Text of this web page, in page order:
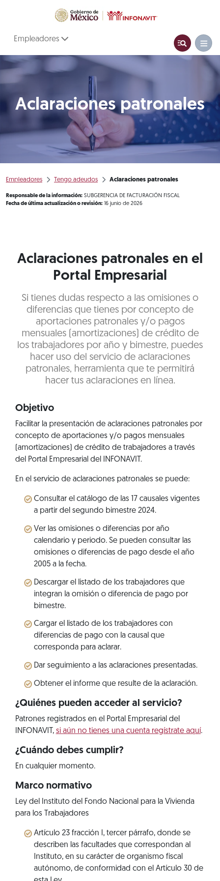
Empleadores
Aclaraciones patronales
Empleadores Tengo adeudos Aclaraciones patronales
Responsable de la información: SUBGERENCIA DE FACTURACIÓN FISCAL
Fecha de última actualización o revisión: 16 junio de 2026
Aclaraciones patronales en el
Portal Empresarial
Si tienes dudas respecto a las omisiones o
diferencias que tienes por concepto de
aportaciones patronales y/o pagos
mensuales (amortizaciones) de crédito de
los trabajadores por año y bimestre, puedes
hacer uso del servicio de aclaraciones
patronales, herramienta que te permitirá
hacer tus aclaraciones en línea.
Objetivo
Facilitar la presentación de aclaraciones patronales por
concepto de aportaciones y/o pagos mensuales
(amortizaciones) de crédito de trabajadores a través
del Portal Empresarial del INFONAVIT.
En el servicio de aclaraciones patronales se puede:
Consultar el catálogo de las 17 causales vigentes
a partir del segundo bimestre 2024.
Ver las omisiones o diferencias por año
calendario y periodo. Se pueden consultar las
omisiones o diferencias de pago desde el año
2005 a la fecha.
Descargar el listado de los trabajadores que
integran la omisión o diferencia de pago por
bimestre.
Cargar el listado de los trabajadores con
diferencias de pago con la causal que
corresponda para aclarar.
Dar seguimiento a las aclaraciones presentadas.
Obtener el informe que resulte de la aclaración.
¿Quiénes pueden acceder al servicio?
Patrones registrados en el Portal Empresarial del
INFONAVIT, si aún no tienes una cuenta regístrate aquí.
¿Cuándo debes cumplir?
En cualquier momento.
Marco normativo
Ley del Instituto del Fondo Nacional para la Vivienda
para los Trabajadores
Artículo 23 fracción I, tercer párrafo, donde se
describen las facultades que correspondan al
Instituto, en su carácter de organismo fiscal
autónomo, de conformidad con el Artículo 30 de